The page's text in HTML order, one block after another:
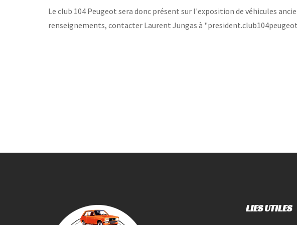
Le club 104 Peugeot sera donc présent sur l'exposition de véhicules
renseignements, contacter Laurent Jungas à
LIES UTILES